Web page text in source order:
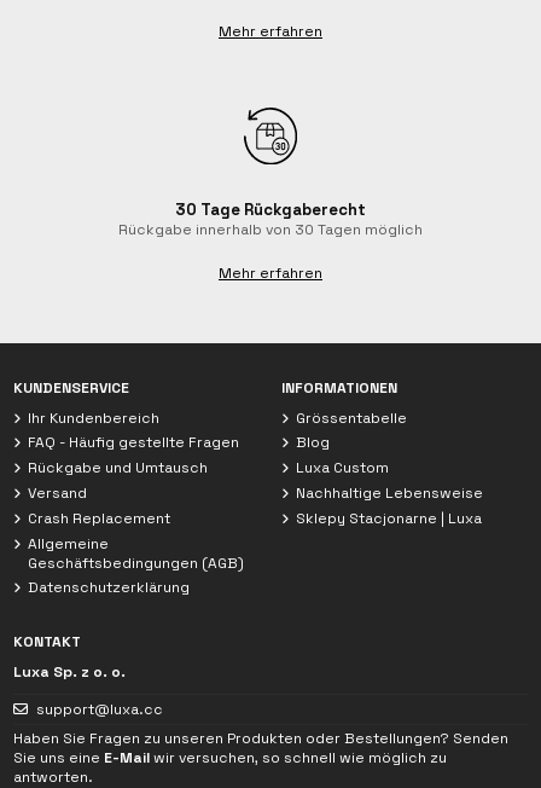
Mehr erfahren
30 Tage Rückgaberecht
Rückgabe innerhalb von 30 Tagen möglich
Mehr erfahren
KUNDENSERVICE
Ihr Kundenbereich
FAQ - Häufig gestellte Fragen
Rückgabe und Umtausch
Versand
Crash Replacement
Allgemeine
Geschäftsbedingungen (AGB)
Datenschutzerklärung
INFORMATIONEN
Grössentabelle
Blog
Luxa Custom
Nachhaltige Lebensweise
Sklepy Stacjonarne | Luxa
KONTAKT
Luxa Sp. z o. o.
support@luxa.cc
Haben Sie Fragen zu unseren Produkten oder Bestellungen? Senden
Sie uns eine E-Mailwir versuchen, so schnell wie möglich zu
antworten.
Berater verfügbar